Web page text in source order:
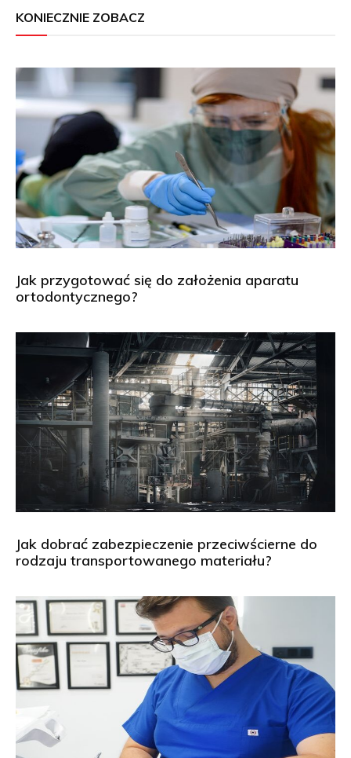
KONIECZNIE ZOBACZ
Jak przygotować się do założenia aparatu
ortodontycznego?
Jak dobrać zabezpieczenie przeciwścierne do
rodzaju transportowanego materiału?